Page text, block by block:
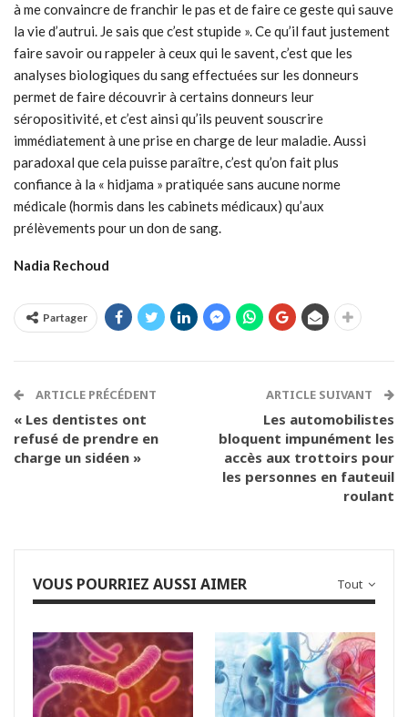
à me convaincre de franchir le pas et de faire ce geste qui sauve
la vie d’autrui. Je sais que c’est stupide ». Ce qu’il faut justement
faire savoir ou rappeler à ceux qui le savent, c’est que les
analyses biologiques du sang effectuées sur les donneurs
permet de faire découvrir à certains donneurs leur
séropositivité, et c’est ainsi qu’ils peuvent souscrire
immédiatement à une prise en charge de leur maladie. Aussi
paradoxal que cela puisse paraître, c’est qu’on fait plus
confiance à la « hidjama » pratiquée sans aucune norme
médicale (hormis dans les cabinets médicaux) qu’aux
prélèvements pour un don de sang.
Nadia Rechoud
Partager
ARTICLE PRÉCÉDENT
« Les dentistes ont
refusé de prendre en
charge un sidéen »
ARTICLE SUIVANT
Les automobilistes
bloquent impunément les
accès aux trottoirs pour
les personnes en fauteuil
roulant
Tout
VOUS POURRIEZ AUSSI AIMER